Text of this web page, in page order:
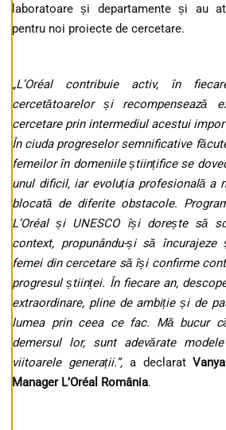
laboratoare și departamente și au
pentru noi proiecte de cercetare.
„L’Oréal contribuie activ, în
cercetătoarelorși recompensează
cercetare prin intermediul acestui
În ciuda progreselor semnificative
femeilor în domeniileștiințifice se
unul dificil, iar evoluția profesională a
blocată de diferite obstacole.
L’Oréalși UNESCO își dorește să
context, propunându-și să încurajeze
femei din cercetare să își confirme
progresulștiinței. În fiecare an,
extraordinare, pline de ambiție și de
lumea prin ceea ce fac. Mă bucur
demersul lor, sunt adevărate
viitoarele generații.”,a declarat
Manager L’Oréal România.